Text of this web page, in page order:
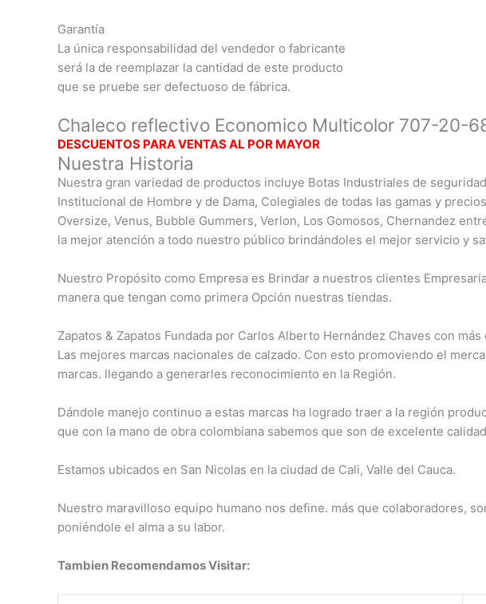
Garantía
La única responsabilidad del vendedor o fabricante
será la de reemplazar la cantidad de este producto
que se pruebe ser defectuoso de fábrica.
Chaleco reflectivo Economico Multicolor 707-20-
DESCUENTOS PARA VENTAS AL POR MAYOR
Nuestra Historia
Nuestra gran variedad de productos incluye Botas Industriales de
Institucional de Hombre y de Dama, Colegiales de todas las gamas y
Oversize, Venus, Bubble Gummers, Verlon, Los Gomosos, Chernandez
la mejor atención a todo nuestro público brindándoles el mejor servicio y
Nuestro Propósito como Empresa es Brindar a nuestros clientes
manera que tengan como primera Opción nuestras tiendas.
Zapatos & Zapatos Fundada por Carlos Alberto Hernández Chaves con
Las mejores marcas nacionales de calzado. Con esto promoviendo el
marcas. llegando a generarles reconocimiento en la Región.
Dándole manejo continuo a estas marcas ha logrado traer a la región
que con la mano de obra colombiana sabemos que son de excelente
Estamos ubicados en San Nicolas en la ciudad de Cali, Valle del Cauca.
Nuestro maravilloso equipo humano nos define. más que colaboradores,
poniéndole el alma a su labor.
Tambien Recomendamos Visitar: